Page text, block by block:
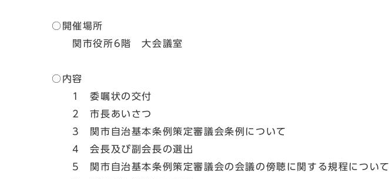
○開催場所
関市役所6階 大会議室
○内容
1 委嘱状の交付
2 市長あいさつ
3 関市自治基本条例策定審議会条例について
4 会長及び副会長の選出
5 関市自治基本条例策定審議会の会議の傍聴に関する規程について